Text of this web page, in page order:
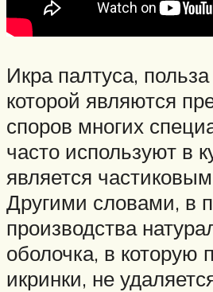
Икра палтуса,
которой являются
споров многих
часто используют в
является
Другими словами, в
производства
оболочка, в
икринки, не